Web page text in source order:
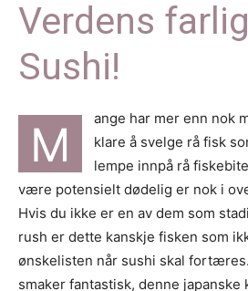
Verdens
Sushi!
M
ange har mer enn nok
klare å svelge rå fisk
lempe innpå rå
være potensielt dødelig er nok i
Hvis du ikke er en av dem som
rush er dette kanskje fisken som
ønskelisten når sushi skal
smaker fantastisk, denne japanske